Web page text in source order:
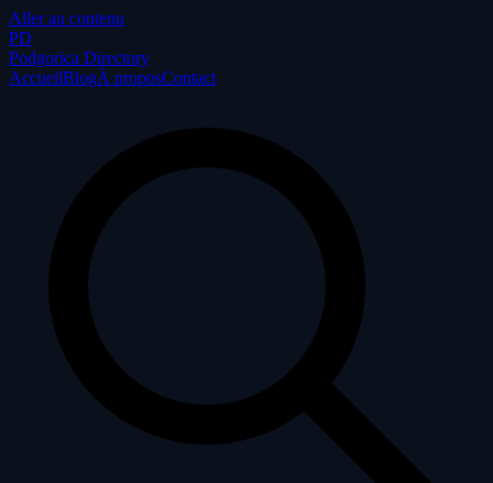
Aller au contenu
PD
Podgorica Directory
AccueilBlogÀ proposContact